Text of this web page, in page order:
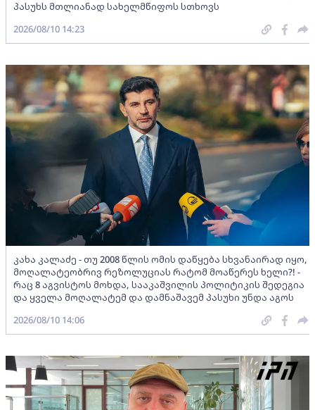
პასუხს მთლიანად სახელმწიფოს სთხოვს
2026/08/10 14:23
კახა კალაძე - თუ 2008 წლის ომის დაწყება სხვანაირად იყო,
მოღალატეობრივ რეზოლუციას რატომ მოაწერეს ხელი?! -
რაც 8 აგვისტოს მოხდა, სააკაშვილის პოლიტიკის შედეგია
და ყველა მოღალატემ და დამნაშავემ პასუხი უნდა აგოს
2026/08/10 14:06